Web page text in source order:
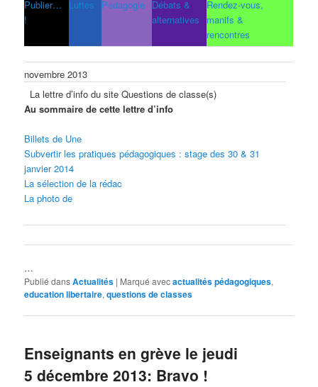
Publier…
!
Luttes Pédagogie Débats &
alternatives
Rendez-vous,
manifs &
rencontres
novembre 2013
La lettre d’info du site Questions de classe(s)
Au sommaire de cette lettre d’info
Billets de Une
Subvertir les pratiques pédagogiques : stage des 30 & 31
janvier 2014
La sélection de la rédac
La photo de
…
Publié dansActualités | Marqué avecactualités pédagogiques,
education libertaire,questions de classes
Enseignants en grève le jeudi
5 décembre 2013: Bravo !